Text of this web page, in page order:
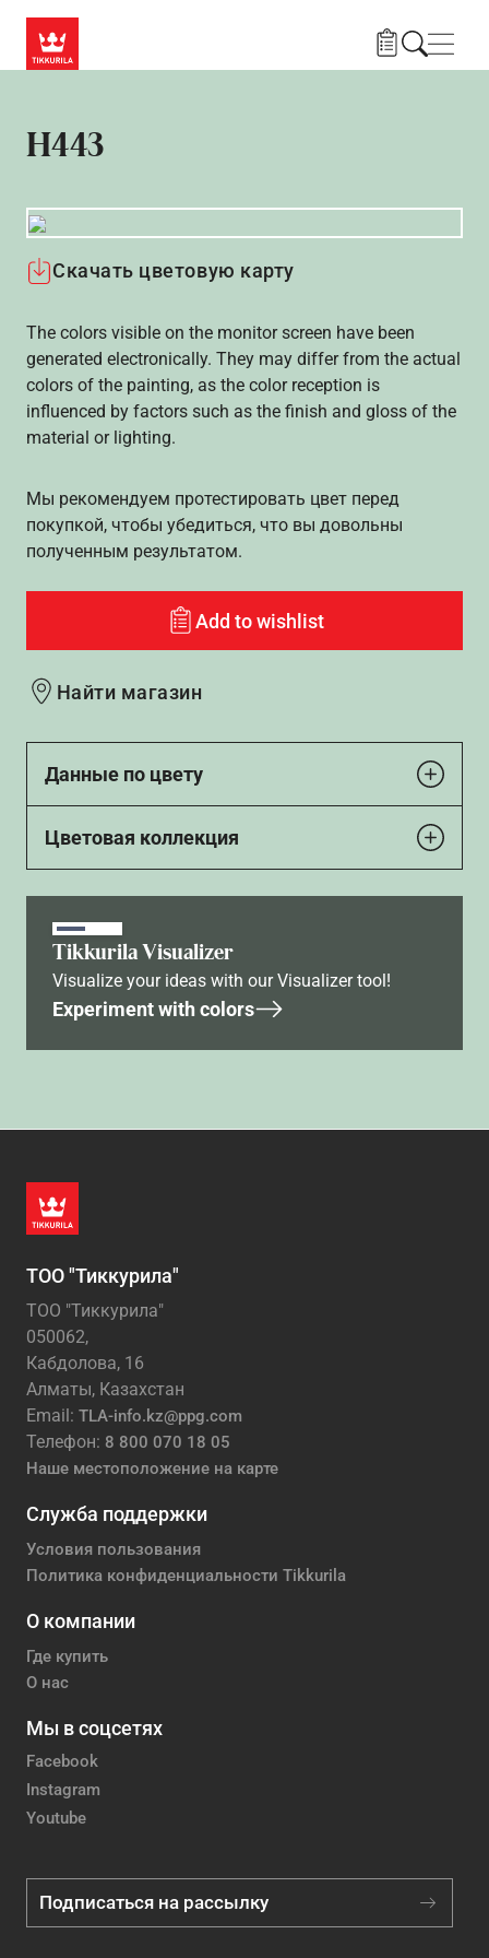
H443
Скачать цветовую карту
The colors visible on the monitor screen have been
generated electronically. They may differ from the actual
colors of the painting, as the color reception is
influenced by factors such as the finish and gloss of the
material or lighting.
Мы рекомендуем протестировать цвет перед
покупкой, чтобы убедиться, что вы довольны
полученным результатом.
Add to wishlist
Найти магазин
Данные по цвету
Цветовая коллекция
Tikkurila Visualizer
Visualize your ideas with our Visualizer tool!
Experiment with colors
ТОО "Тиккурила"
ТОО "Тиккурила"
050062,
Кабдолова, 16
Алматы, Казахстан
Email: TLA-info.kz@ppg.com
Телефон: 8 800 070 18 05
Наше местоположение на карте
Служба поддержки
Условия пользования
Политика конфиденциальности Tikkurila
О компании
Где купить
О нас
Мы в соцсетях
Facebook
Instagram
Youtube
Подписаться на рассылку